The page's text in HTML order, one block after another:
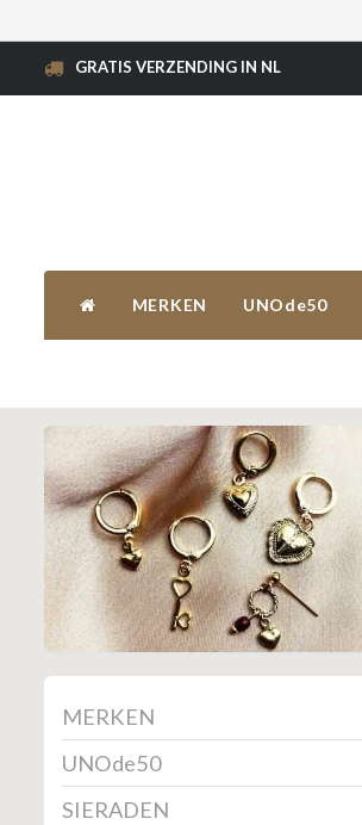
GRATIS VERZENDING IN NL
MERKEN UNOde50
MERKEN
UNOde50
SIERADEN